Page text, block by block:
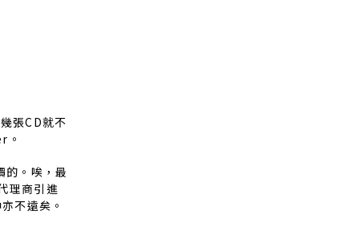
張CD就不
。
。唉，最
理商引進
不遠矣。